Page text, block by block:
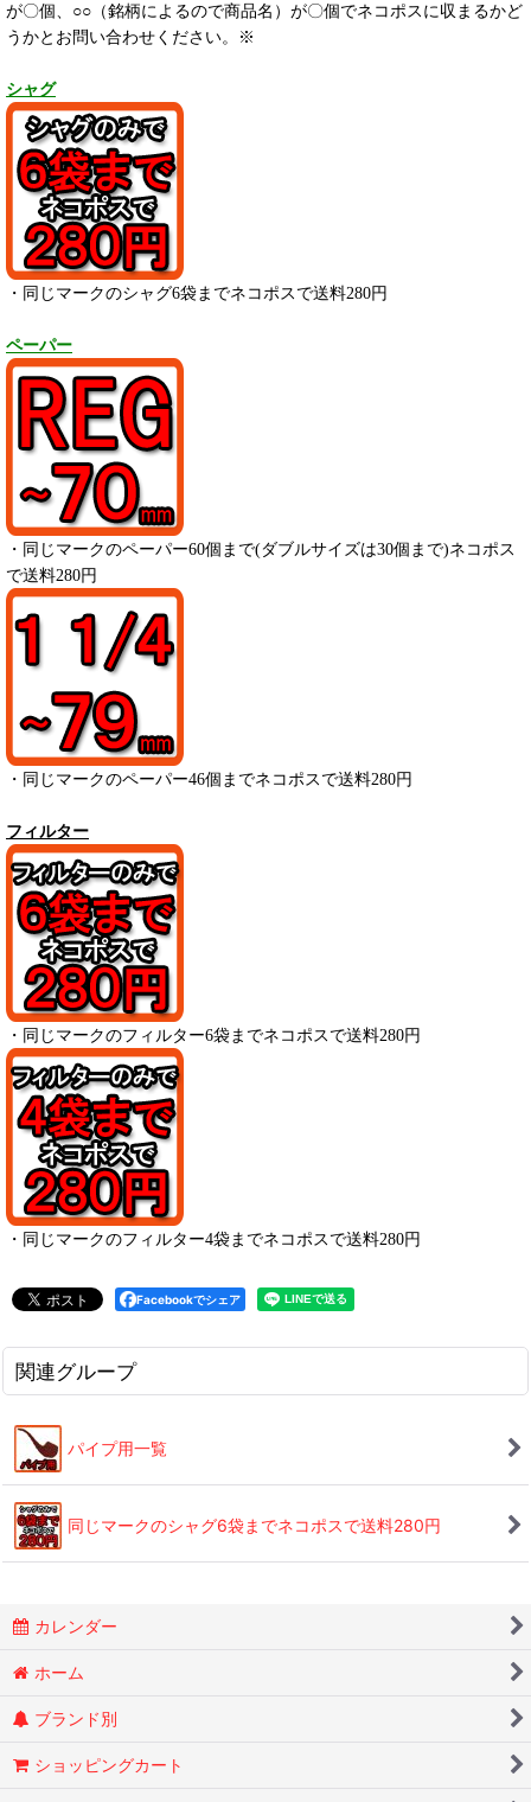
が〇個、○○（銘柄によるので商品名）が〇個でネコポスに収まるかど
うかとお問い合わせください。※
シャグ
・同じマークのシャグ6袋までネコポスで送料280円
ペーパー
・ 同じマークのペーパー60個まで(ダブルサイズは30個まで)ネコポス
で送料280円
・ 同じマークのペーパー46個までネコポスで送料280円
フィルター
・ 同じマークのフィルター6袋までネコポスで送料280円
・ 同じマークのフィルター4袋までネコポスで送料280円
Facebookでシェア
関連グループ
パイプ用一覧
同じマークのシャグ6袋までネコポスで送料280円
カレンダー
ホーム
ブランド別
ショッピングカート